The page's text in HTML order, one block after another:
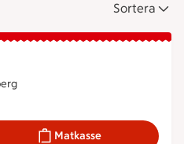
Sortera
öppen nu, stänger klockan 22
Matkasse